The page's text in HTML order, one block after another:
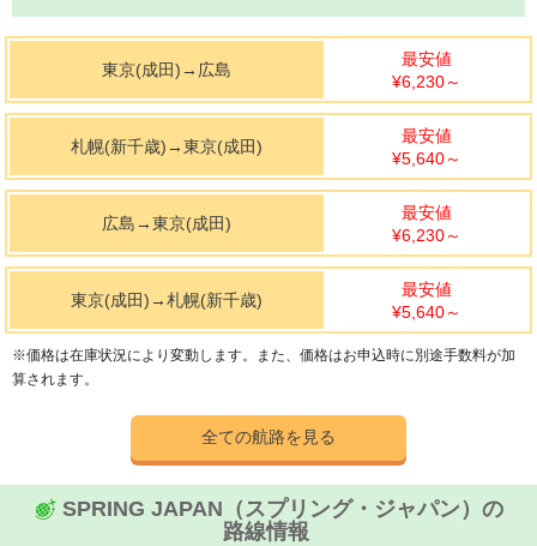
東京(成田)→ 広島
最安値
¥6,230～
札幌(新千歳)→東京(成田)
最安値
¥5,640～
広島→東京(成田)
最安値
¥6,230～
東京(成田)→札幌(新千歳)
最安値
¥5,640～
※価格は在庫状況により変動します。また、価格はお申込時に別途手数料が加
算されます。
全ての航路を見る
SPRING JAPAN（スプリング・ジャパン）の
路線情報